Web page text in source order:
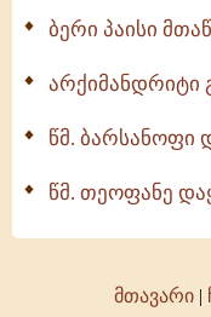
ბერი პაისი
არქიმანდრიტი
წმ. ბარსანოფი
წმ. თეოფანე
მთავარი|